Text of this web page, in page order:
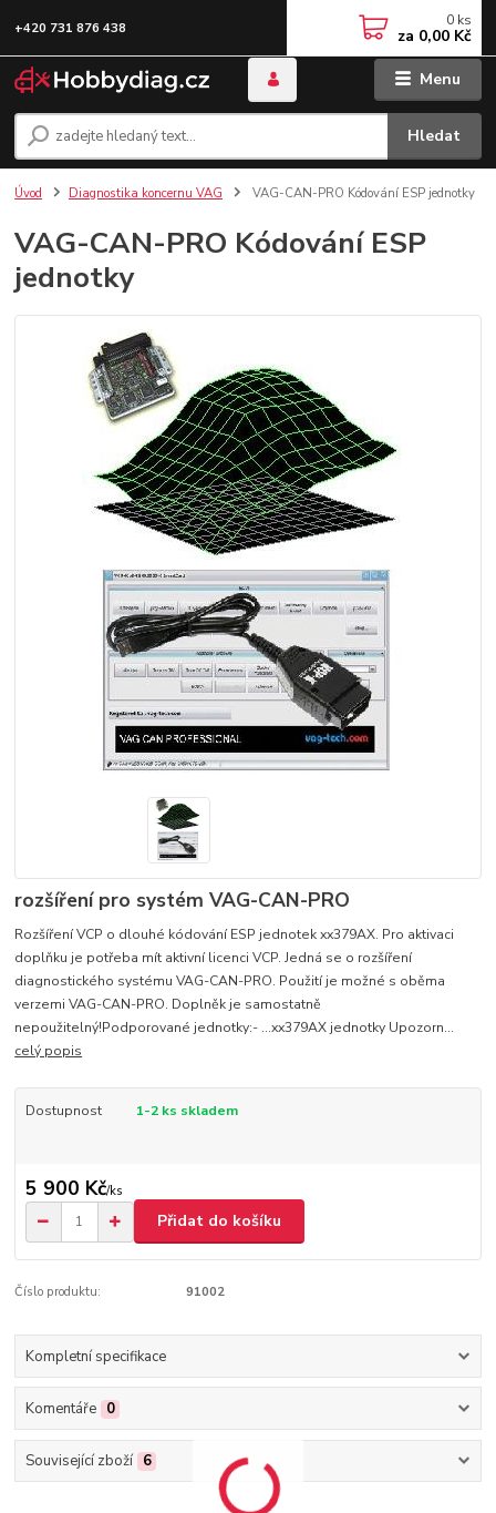
Menu
Hledat
+420 731 876 438 0 ks
za 0,00 Kč
Úvod Diagnostika koncernu VAG VAG-CAN-PRO Kódování ESP jednotky
VAG-CAN-PRO Kódování ESP
jednotky
rozšíření pro systém VAG-CAN-PRO
Rozšíření VCP o dlouhé kódování ESP jednotek xx379AX. Pro aktivaci
doplňku je potřeba mít aktivní licenci VCP. Jedná se o rozšíření
diagnostického systému VAG-CAN-PRO. Použití je možné s oběma
verzemi VAG-CAN-PRO. Doplněk je samostatně
nepoužitelný!Podporované jednotky:- ...xx379AX jednotky Upozorn...
celý popis
Dostupnost 1-2 ks skladem
5 900 Kč/ks
Přidat do košíku
Číslo produktu: 91002
Kompletní specifikace
Komentáře 0
Související zboží 6